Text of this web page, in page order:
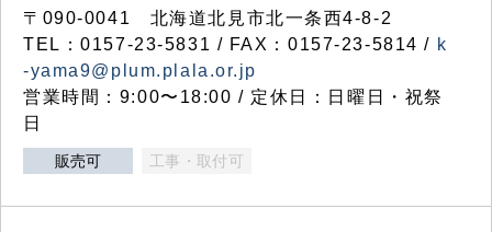
〒090-0041 北海道北見市北一条西4-8-2
TEL：0157-23-5831 / FAX：0157-23-5814 / k
-yama9@plum.plala.or.jp
営業時間：9:00〜18:00 / 定休日：日曜日・祝祭
日
販売可 工事・取付可